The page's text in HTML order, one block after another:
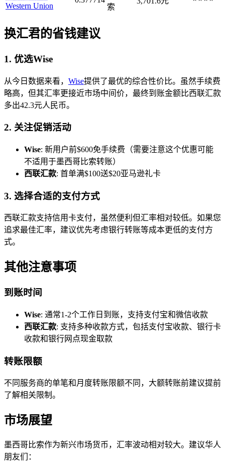
Western Union
索
换汇君的省钱建议
1. 优选Wise
从今日数据来看， Wise提供了最优的综合性价比。虽然手续费
略高，但其汇率更接近市场中间价，最终到账金额比西联汇款
多出42.3元人民币。
2. 关注促销活动
Wise: 新用户前$600免手续费（需要注意这个优惠可能
不适用于墨西哥比索转账）
西联汇款: 首单满$100送$20亚马逊礼卡
3. 选择合适的支付方式
西联汇款支持信用卡支付，虽然便利但汇率相对较低。如果您
追求最佳汇率，建议优先考虑银行转账等成本更低的支付方
式。
其他注意事项
到账时间
Wise: 通常1-2个工作日到账，支持支付宝和微信收款
西联汇款: 支持多种收款方式，包括支付宝收款、银行卡
收款和银行网点现金取款
转账限额
不同服务商的单笔和月度转账限额不同，大额转账前建议提前
了解相关限制。
市场展望
墨西哥比索作为新兴市场货币，汇率波动相对较大。建议华人
朋友们：